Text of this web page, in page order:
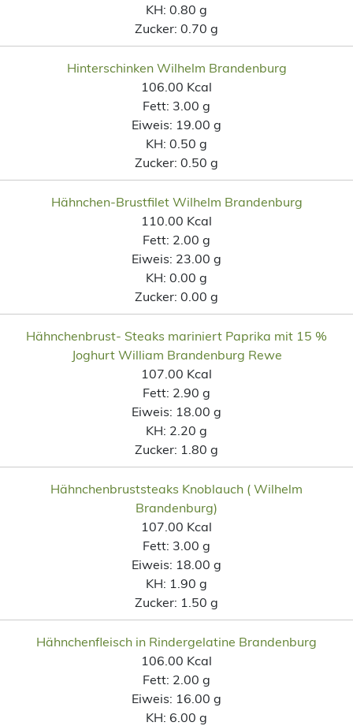
KH: 0.80 g
Zucker: 0.70 g
Hinterschinken Wilhelm Brandenburg
106.00 Kcal
Fett: 3.00 g
Eiweis: 19.00 g
KH: 0.50 g
Zucker: 0.50 g
Hähnchen-Brustfilet Wilhelm Brandenburg
110.00 Kcal
Fett: 2.00 g
Eiweis: 23.00 g
KH: 0.00 g
Zucker: 0.00 g
Hähnchenbrust- Steaks mariniert Paprika mit 15 %
Joghurt William Brandenburg Rewe
107.00 Kcal
Fett: 2.90 g
Eiweis: 18.00 g
KH: 2.20 g
Zucker: 1.80 g
Hähnchenbruststeaks Knoblauch ( Wilhelm
Brandenburg)
107.00 Kcal
Fett: 3.00 g
Eiweis: 18.00 g
KH: 1.90 g
Zucker: 1.50 g
Hähnchenfleisch in Rindergelatine Brandenburg
106.00 Kcal
Fett: 2.00 g
Eiweis: 16.00 g
KH: 6.00 g